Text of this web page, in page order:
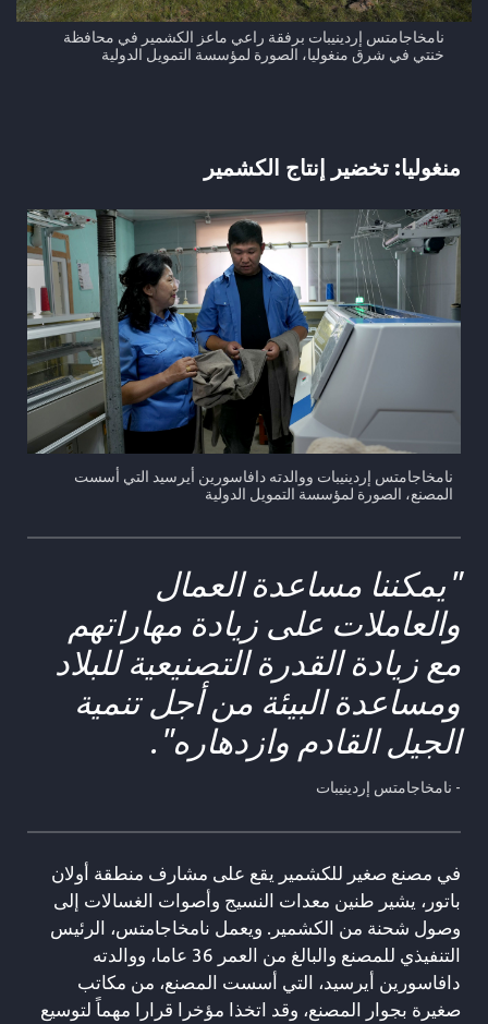
نامخاجامتس إردينيبات برفقة راعي ماعز الكشمير في محافظة
خنتي في شرق منغوليا، الصورة لمؤسسة التمويل الدولية
منغوليا: تخضير إنتاج الكشمير
نامخاجامتس إردينيبات ووالدته دافاسورين أيرسيد التي أسست
المصنع، الصورة لمؤسسة التمويل الدولية
"يمكننا مساعدة العمال
والعاملات على زيادة مهاراتهم
مع زيادة القدرة التصنيعية للبلاد
ومساعدة البيئة من أجل تنمية
الجيل القادم وازدهاره".
- نامخاجامتس إردينيبات
في مصنع صغير للكشمير يقع على مشارف منطقة أولان
باتور، يشير طنين معدات النسيج وأصوات الغسالات إلى
وصول شحنة من الكشمير. ويعمل نامخاجامتس، الرئيس
التنفيذي للمصنع والبالغ من العمر 36 عاما، ووالدته
دافاسورين أيرسيد، التي أسست المصنع، من مكاتب
صغيرة بجوار المصنع، وقد اتخذا مؤخرا قرارا مهماً لتوسيع